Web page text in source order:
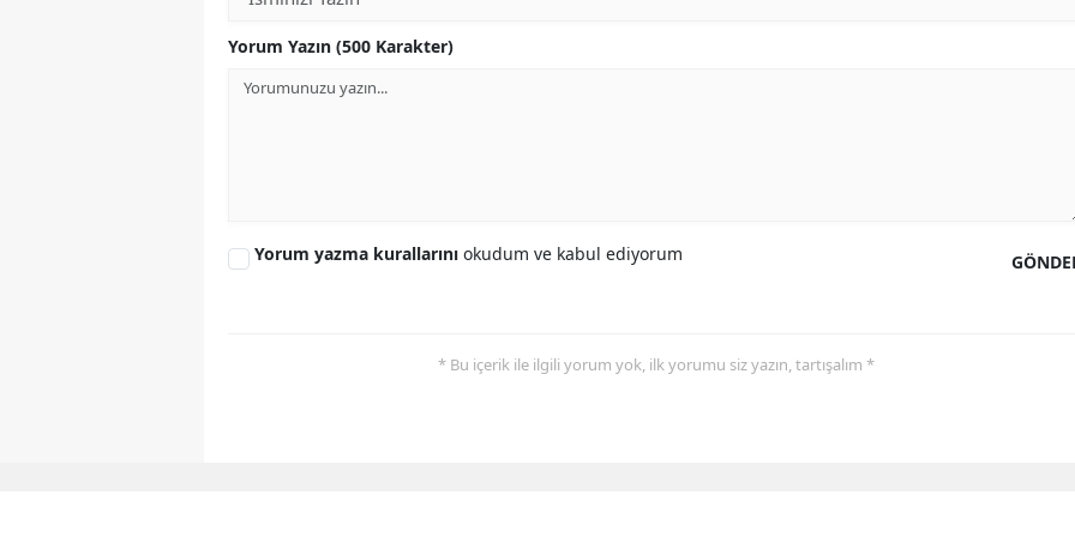
Yorum Yazın (500 Karakter)
Yorum yazma kurallarını okudum ve kabul ediyorum
* Bu içerik ile ilgili yorum yok, ilk yorumu siz yazın, tartışalım *